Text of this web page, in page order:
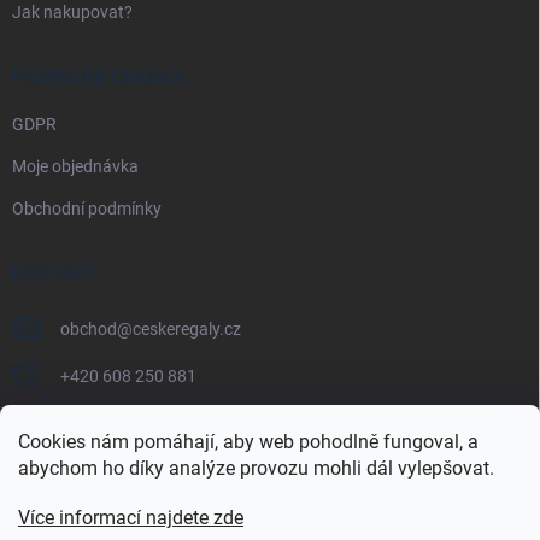
Cookies nám pomáhají, aby web pohodlně fungoval, a
abychom ho díky analýze provozu mohli dál vylepšovat.
Více informací najdete zde
Jak nakupovat?
PRÁVNÍ INFORMACE
GDPR
Moje objednávka
Obchodní podmínky
KONTAKT
obchod@ceskeregaly.cz
+420 608 250 881